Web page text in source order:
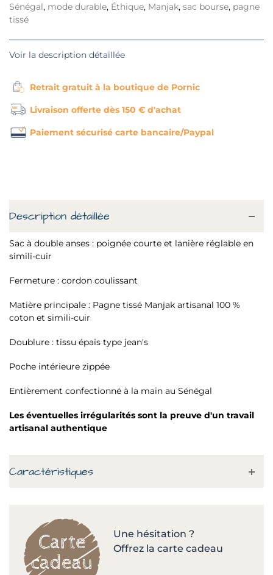
Sénégal, mode durable, Éthique, Manjak, sac bourse, pagne
tissé
Voir la description détaillée
Retrait gratuit à la boutique de Pornic
Livraison offerte dès 150 € d'achat
Paiement sécurisé carte bancaire/Paypal
Description détaillée
Sac à double anses : poignée courte et lanière réglable en
simili-cuir
Fermeture : cordon coulissant
Matière principale : Pagne tissé Manjak artisanal 100 %
coton et simili-cuir
Doublure : tissu épais type jean's
Poche intérieure zippée
Entièrement confectionné à la main au Sénégal
Les éventuelles irrégularités sont la preuve d'un travail
artisanal authentique
Caractéristiques
Une hésitation ?
Offrez la carte cadeau